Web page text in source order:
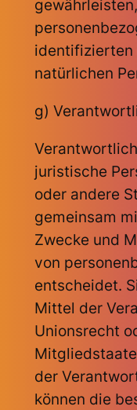
identifizierten
natürlichen
g)
juristische
oder andere
gemeinsam
Zwecke und
von
entscheidet.
Mittel der
Unionsrecht
der
können die